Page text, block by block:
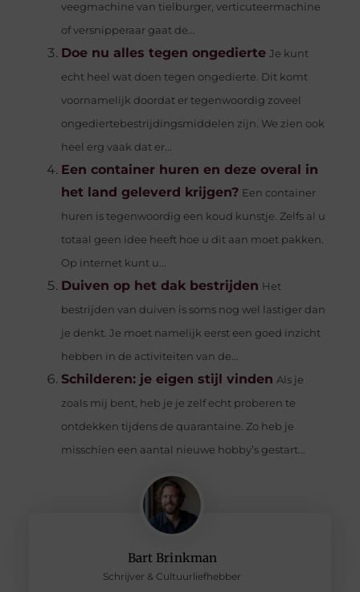
Bart Brinkman
Schrijver & Cultuurliefhebber
veegmachine van tielburger, verticuteermachine
of versnipperaar gaat de...
Doe nu alles tegen ongedierte Je kunt
echt heel wat doen tegen ongedierte. Dit komt
voornamelijk doordat er tegenwoordig zoveel
ongediertebestrijdingsmiddelen zijn. We zien ook
heel erg vaak dat er...
Een container huren en deze overal in
het land geleverd krijgen? Een container
huren is tegenwoordig een koud kunstje. Zelfs al u
totaal geen idee heeft hoe u dit aan moet pakken.
Op internet kunt u...
Duiven op het dak bestrijden Het
bestrijden van duiven is soms nog wel lastiger dan
je denkt. Je moet namelijk eerst een goed inzicht
hebben in de activiteiten van de...
Schilderen: je eigen stijl vinden Als je
zoals mij bent, heb je je zelf echt proberen te
ontdekken tijdens de quarantaine. Zo heb je
misschien een aantal nieuwe hobby’s gestart...